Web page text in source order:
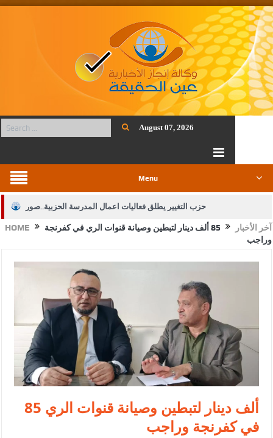
August 07, 2026
Menu
حزب التغيير يطلق فعاليات اعمال المدرسة الحزبية..صور
الجيش يفتح باب التجنيد لحملة البكالوريوس في الحقوق والقانون
الأمن يتلف 16 مليون حبة كبتاجون و1480 كغم مواد مخدرة
النواب يقر مشروع تعديل قانون الملكية العقارية
القاضي يلتقي رؤساء تحرير الصحف اليومية ويؤكد حرص مجلس النواب
على شراكة فاعلة مع الإعلام
العلم
HOME آخر الأخبار
85 ألف دينار لتبطين وصيانة قنوات الري في كفرنجة
وراجب
85 ألف دينار لتبطين وصيانة قنوات الري
في كفرنجة وراجب